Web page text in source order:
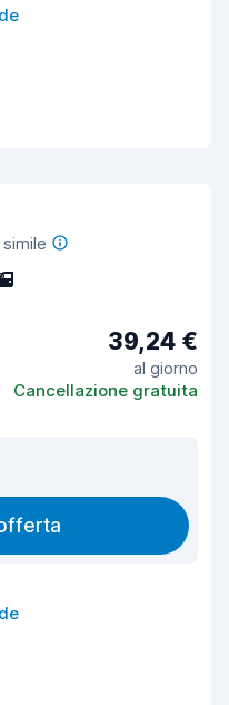
39,24 €
al giorno
Cancellazione gratuita